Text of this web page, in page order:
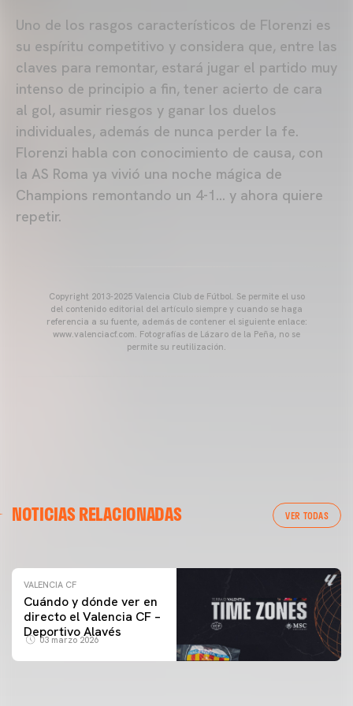
Uno de los rasgos característicos de Florenzi es
su espíritu competitivo y considera que, entre las
claves para remontar, estará jugar el partido muy
intenso de principio a fin, tener acierto de cara
al gol, asumir riesgos y ganar los duelos
individuales, además de nunca perder la fe.
Florenzi habla con conocimiento de causa, con
la AS Roma ya vivió una noche mágica de
Champions remontando un 4-1… y ahora quiere
repetir.
Copyright 2013-2025 Valencia Club de Fútbol. Se permite el uso
del contenido editorial del artículo siempre y cuando se haga
referencia a su fuente, además de contener el siguiente enlace:
www.valenciacf.com. Fotografías de Lázaro de la Peña, no se
permite su reutilización.
NOTICIAS RELACIONADAS VER TODAS
ENTRENAMIENTO DEL VALENCIA CF 04/03/26
VALENCIA CF
Cuándo y dónde ver en
directo el Valencia CF –
Deportivo Alavés
03 marzo 2026